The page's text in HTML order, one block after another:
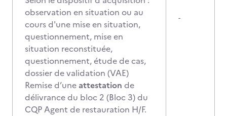
observation en situation ou au
cours d'une mise en situation,
questionnement, mise en
situation reconstituée,
questionnement, étude de cas,
dossier de validation (VAE)
Remise d’une attestation de
délivrance du bloc 2 (Bloc 3) du
CQP Agent de restauration H/F.
-